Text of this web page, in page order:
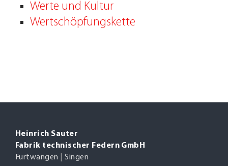
Werte und Kultur
Wertschöpfungskette
Heinrich Sauter
Fabrik technischer Federn GmbH
Furtwangen
|Singen